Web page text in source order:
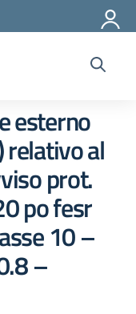
esterno
relativo al
prot.
po fesr
10 –
–